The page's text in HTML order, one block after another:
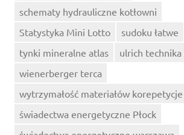
schematy hydrauliczne kotłowni
Statystyka Mini Lotto
sudoku łatwe
tynki mineralne atlas
ulrich technika
wienerberger terca
wytrzymałość materiałów korepetycje
świadectwa energetyczne Płock